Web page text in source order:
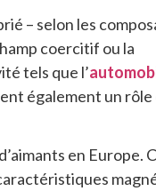
– selon les
coercitif ou la
tels que l’
également un rôle
en Europe.